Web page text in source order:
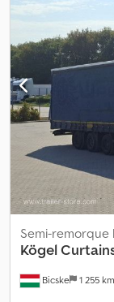
contrats
serions ravis de
Aajztgzxo Tjwa
Bicske 1 255 km
Semi-remorque
Kögel